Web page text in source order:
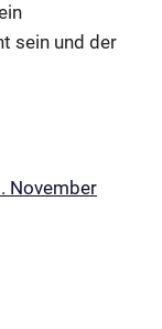
sein und der
November